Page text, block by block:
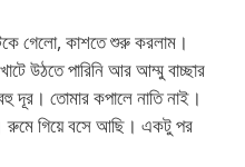
গেলো, কাশতে শুরু করলাম।
উঠতে পারিনি আর আম্মু বাচ্ছার
দূর। তোমার কপালে নাতি নাই।
রুমে গিয়ে বসে আছি। একটু পর